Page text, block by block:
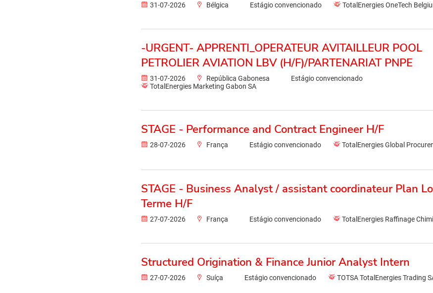
31-07-2026 Bélgica Estágio convencionado TotalEnergies OneTech
-URGENT- APPRENTI_OPERATEUR AVITAILLEUR POOL
PETROLIER AVIATION LBV (H/F)/PARTENARIAT PNPE
31-07-2026 República Gabonesa
Estágio convencionado
TotalEnergies Marketing Gabon SA
STAGE - Performance and Contract Engineer H/F
28-07-2026 França Estágio convencionado TotalEnergies Global
STAGE - Business Analyst / assistant coordinateur Plan
Terme H/F
27-07-2026 França Estágio convencionado TotalEnergies Raffinage
Structured Origination & Finance Junior Analyst Intern
27-07-2026 Suíça Estágio convencionado TOTSA TotalEnergies Trading